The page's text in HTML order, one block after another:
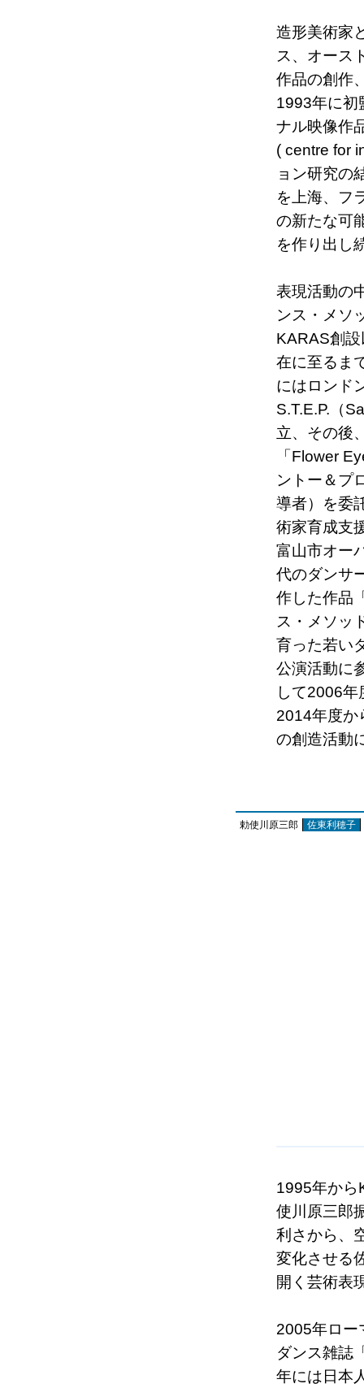
造形美術家
ス、オース
作品の創作
1993年に初
ナル映像作
( centre for
ョン研究の
を上海、フ
の新たな可
を作り出し
表現活動の
ンス・メソ
KARAS創
在に至るま
にはロンド
S.T.E.P.（
立、その後
「Flower
ントー＆プ
導者）を委
術家育成支
富山市オー
代のダンサ
作した作品
ス・メソッ
育った若い
公演活動に
して2006
2014年度か
の創造活動
勅使川原三郎 佐東利穂子
1995年から
使川原三郎
利さから、
変化させる
開く芸術表
2005年ロー
ダンス雑誌
年には日本